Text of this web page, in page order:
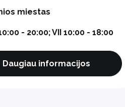
miestas
- 20:00; VII 10:00 - 18:00
Daugiau informacijos